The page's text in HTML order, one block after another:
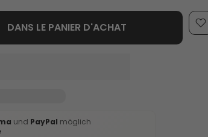
DANS LE PANIER D'ACHAT
und PayPal möglich